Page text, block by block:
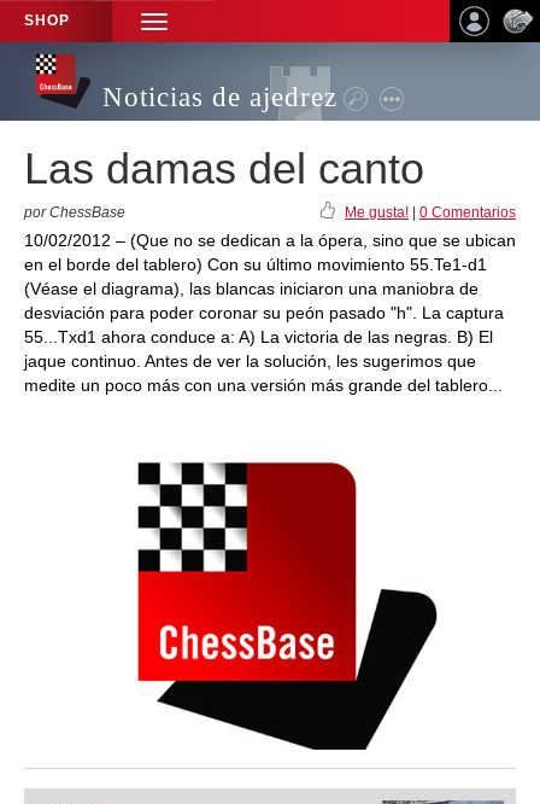
SHOP
TOGGLE
NAVIGATION
Noticias de ajedrez
Las damas del canto
por ChessBase Me gusta! 0 Comentarios
10/02/2012 – (Que no se dedican a la ópera, sino que se ubican
en el borde del tablero) Con su último movimiento 55.Te1-d1
(Véase el diagrama), las blancas iniciaron una maniobra de
desviación para poder coronar su peón pasado "h". La captura
55...Txd1 ahora conduce a: A) La victoria de las negras. B) El
jaque continuo. Antes de ver la solución, les sugerimos que
medite un poco más con una versión más grande del tablero...